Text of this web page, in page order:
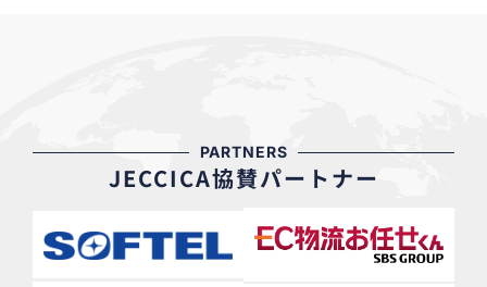
PARTNERS
JECCICA協賛パートナー